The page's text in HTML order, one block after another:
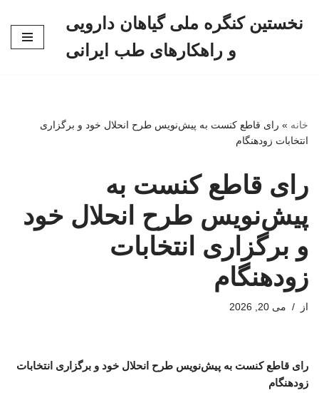
نخستین کنگره ملی گیاهان دارویی
و راهکارهای طب ایرانی
خانه » رای قاطع کنست به پیش‌نویس طرح انحلال خود و برگزاری
انتخابات زودهنگام
رای قاطع کنست به
پیش‌نویس طرح انحلال خود
و برگزاری انتخابات
زودهنگام
از می 20, 2026
رای قاطع کنست به پیش‌نویس طرح انحلال خود و برگزاری انتخابات
زودهنگام